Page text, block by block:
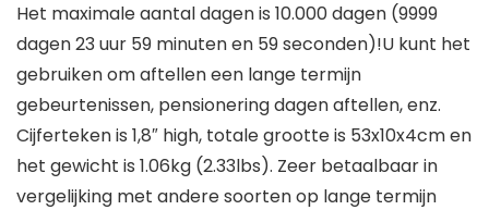
Het maximale aantal dagen is 10.000 dagen (9999
dagen 23 uur 59 minuten en 59 seconden)!U kunt het
gebruiken om aftellen een lange termijn
gebeurtenissen, pensionering dagen aftellen, enz.
Cijferteken is 1,8″ high, totale grootte is 53x10x4cm en
het gewicht is 1.06kg (2.33lbs). Zeer betaalbaar in
vergelijking met andere soorten op lange termijn